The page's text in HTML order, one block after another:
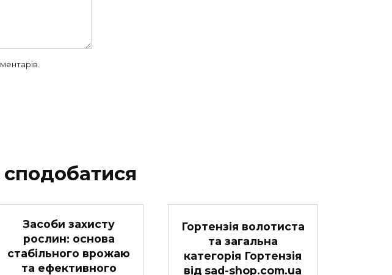
Засоби захисту
рослин: основа
стабільного врожаю
та ефективного
Гортензія волотиста
та загальна
категорія Гортензія
від sad-shop.com.ua